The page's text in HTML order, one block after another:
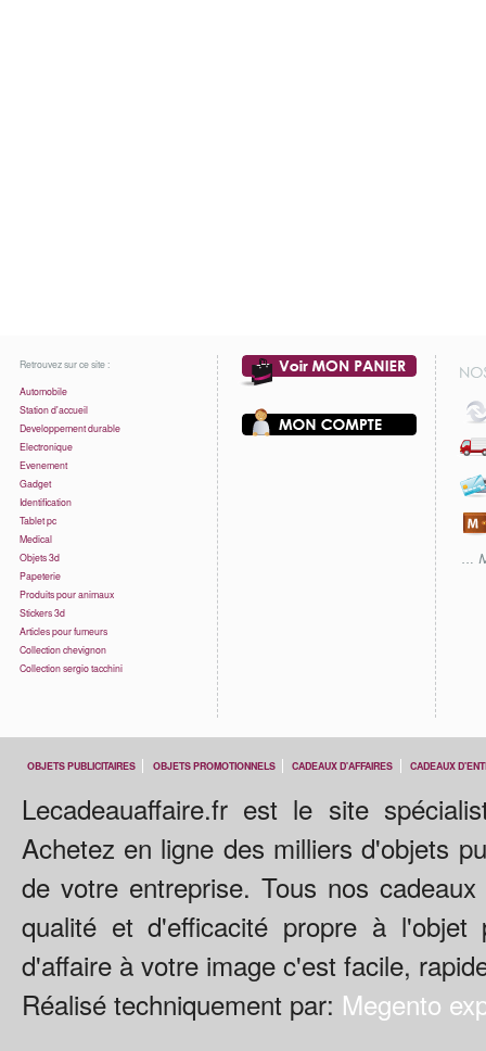
Retrouvez sur ce site :
Automobile
Station d'accueil
Developpement durable
Electronique
Evenement
Gadget
Identification
Tablet pc
Medical
Objets 3d
Papeterie
Produits pour animaux
Stickers 3d
Articles pour fumeurs
Collection chevignon
Collection sergio tacchini
OBJETS PUBLICITAIRES OBJETS PROMOTIONNELS CADEAUX D'AFFAIRES CADEAUX
Lecadeauaffaire.fr est le site
Achetez en ligne des milliers d'objets
de votre entreprise. Tous nos
qualité et d'efficacité propre à l'objet
d'affaire à votre image c'est facile,
Réalisé techniquement par: Megento